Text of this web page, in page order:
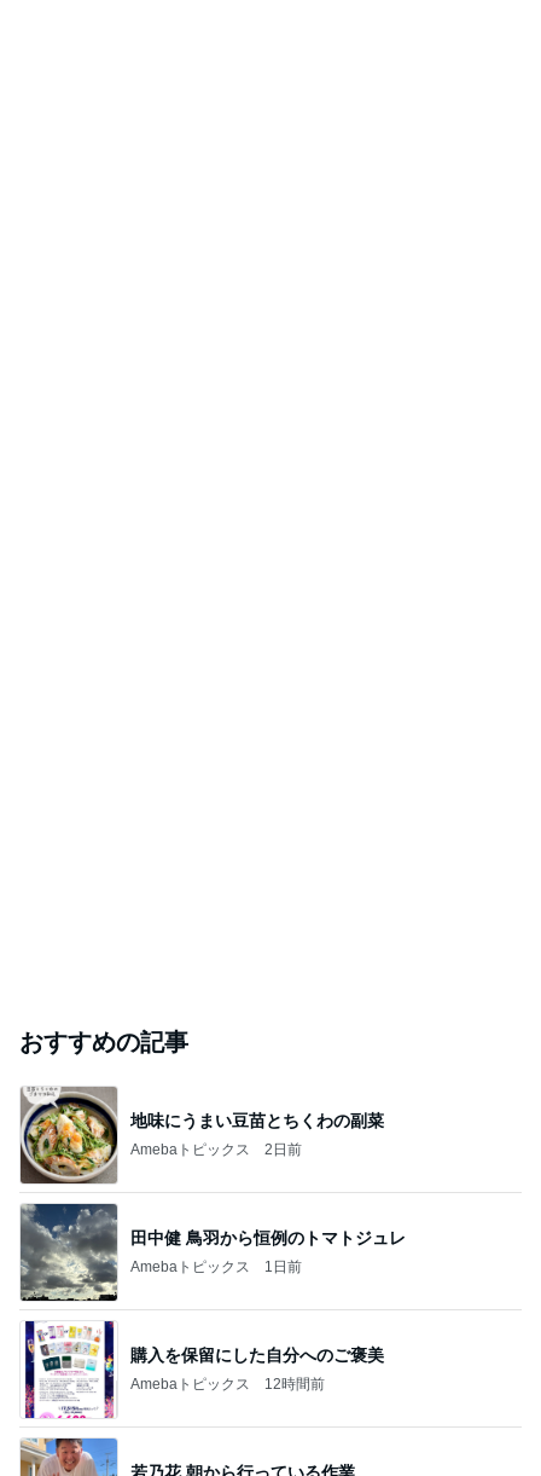
おすすめの記事
地味にうまい豆苗とちくわの副菜
Amebaトピックス 2日前
田中健 鳥羽から恒例のトマトジュレ
Amebaトピックス 1日前
購入を保留にした自分へのご褒美
Amebaトピックス 12時間前
若乃花 朝から行っている作業